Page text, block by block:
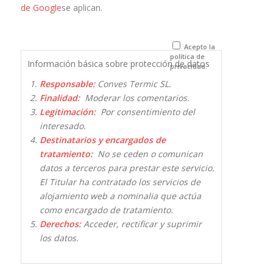
que comente.
de Googlese aplican.
Acepto la
política de
privacidad.
Información básica sobre protección de datos
Responsable:Conves Termic SL.
Finalidad:Moderar los comentarios.
Legitimación:Por consentimiento del
interesado.
Destinatarios y encargados de
tratamiento:No se ceden o comunican
datos a terceros para prestar este servicio.
El Titular ha contratado los servicios de
alojamiento web a nominalia que actúa
como encargado de tratamiento.
Derechos:Acceder, rectificar y suprimir
los datos.